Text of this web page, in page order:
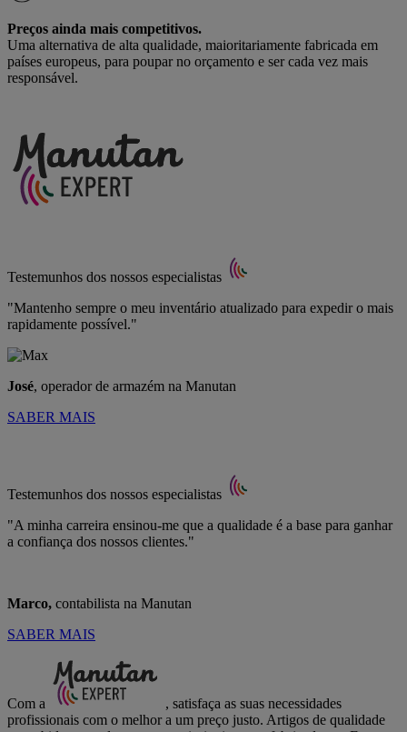
Preços ainda mais competitivos.
Uma alternativa de alta qualidade, maioritariamente fabricada em
países europeus, para poupar no orçamento e ser cada vez mais
responsável.
Testemunhos dos nossos especialistas
"Mantenho sempre o meu inventário atualizado para expedir o mais
rapidamente possível."
José, operador de armazém na Manutan
SABER MAIS
Testemunhos dos nossos especialistas
"A minha carreira ensinou-me que a qualidade é a base para ganhar
a confiança dos nossos clientes."
Marco, contabilista na Manutan
SABER MAIS
Com a
, satisfaça as suas necessidades
profissionais com o melhor a um preço justo. Artigos de qualidade